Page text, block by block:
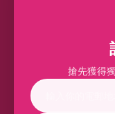
搶先獲得